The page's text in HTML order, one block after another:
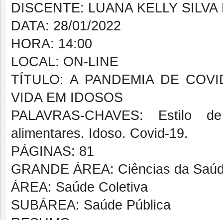
DISCENTE: LUANA KELLY SILVA
DATA: 28/01/2022
HORA: 14:00
LOCAL: ON-LINE
TÍTULO: A PANDEMIA DE
VIDA EM IDOSOS
PALAVRAS-CHAVES:
alimentares. Idoso. Covid-19.
PÁGINAS: 81
GRANDE ÁREA: Ciências da
ÁREA: Saúde Coletiva
SUBÁREA: Saúde Pública